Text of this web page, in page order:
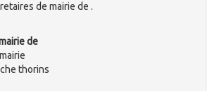
de mairie de .
de
thorins